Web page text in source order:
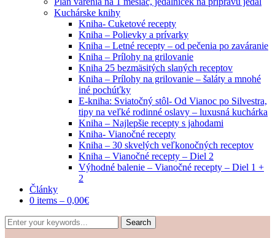
Kuchárske knihy
Kniha- Cuketové recepty
Kniha – Polievky a prívarky
Kniha – Letné recepty – od pečenia po zaváranie
Kniha – Prílohy na grilovanie
Kniha 25 bezmäsitých slaných receptov
Kniha – Prílohy na grilovanie – šaláty a mnohé
iné pochúťky
E-kniha: Sviatočný stôl- Od Vianoc po Silvestra,
tipy na veľké rodinné oslavy – luxusná kuchárka
Kniha – Najlepšie recepty s jahodami
Kniha- Vianočné recepty
Kniha – 30 skvelých veľkonočných receptov
Kniha – Vianočné recepty – Diel 2
Výhodné balenie – Vianočné recepty – Diel 1 +
2
Články
0 items – 0,00€